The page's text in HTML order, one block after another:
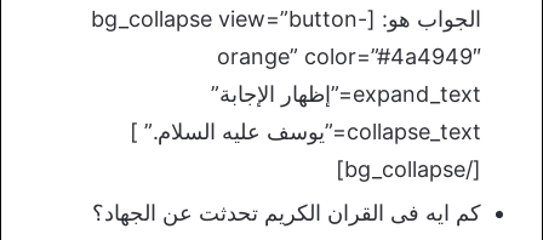
الجواب هو: [bg_collapse view=”button-
orange” color=”#4a4949″
expand_text=”إظهار الإجابة”
collapse_text=”يوسف عليه السلام.” ]
[/bg_collapse]
كم ايه فى القران الكريم تحدثت عن الجهاد؟